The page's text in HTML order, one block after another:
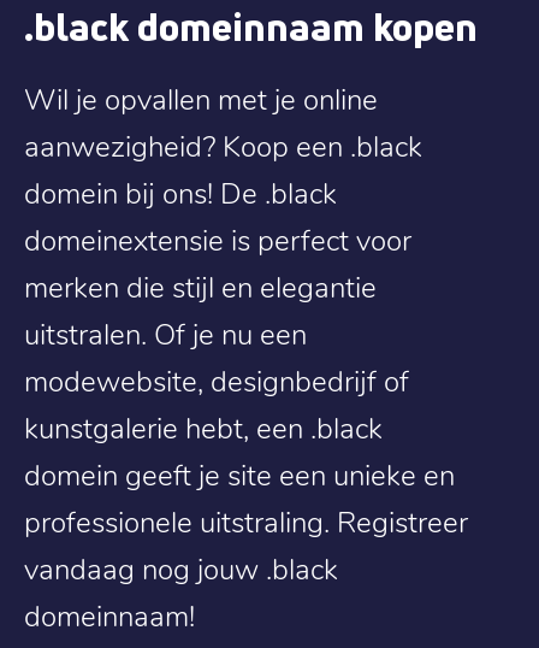
.black domeinnaam kopen
Wil je opvallen met je online
aanwezigheid? Koop een .black
domein bij ons! De .black
domeinextensie is perfect voor
merken die stijl en elegantie
uitstralen. Of je nu een
modewebsite, designbedrijf of
kunstgalerie hebt, een .black
domein geeft je site een unieke en
professionele uitstraling. Registreer
vandaag nog jouw .black
domeinnaam!